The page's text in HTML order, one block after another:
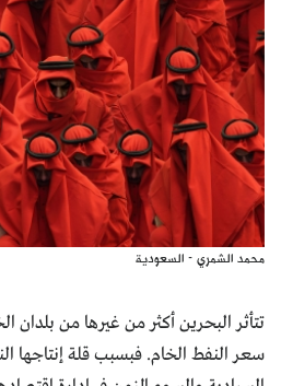
محمد الشمري - السعودية
تتأثر البحرين أكثر من غيرها من
سعر النفط الخام. فبسبب قلة إنتاجها